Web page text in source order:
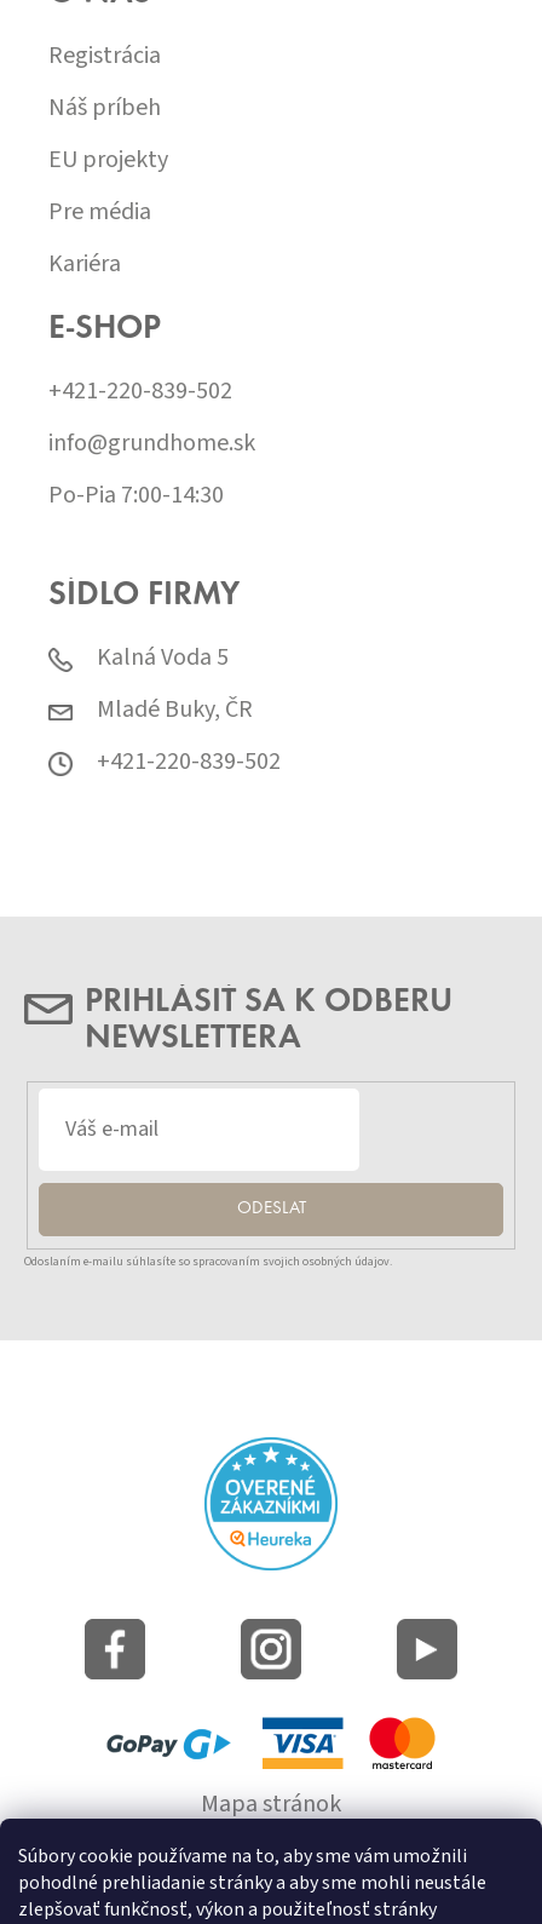
Súbory cookie používame na to, aby sme vám umožnili
pohodlné prehliadanie stránky a aby sme mohli neustále
zlepšovať funkčnosť, výkon a použiteľnosť stránky
Registrácia
Náš príbeh
EU projekty
Pre média
Kariéra
E-SHOP
+421-220-839-502
info@grundhome.sk
Po-Pia 7:00-14:30
SÍDLO FIRMY
Kalná Voda 5
Mladé Buky, ČR
+421-220-839-502
PRIHLÁSIŤ SA K ODBERU
NEWSLETTERA
ODESLAT
Odoslaním e-mailu súhlasíte so spracovaním svojich osobných údajov.
Mapa stránok
Informácie o cookie
© 2022 GRUND a.s.